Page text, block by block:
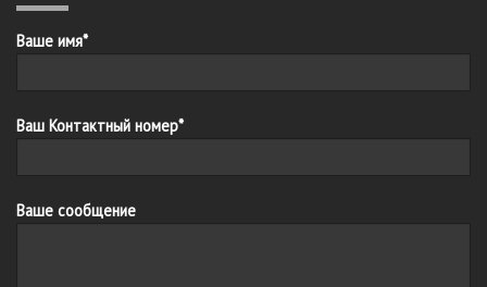
Ваше имя*
Ваш Контактный номер*
Ваше сообщение